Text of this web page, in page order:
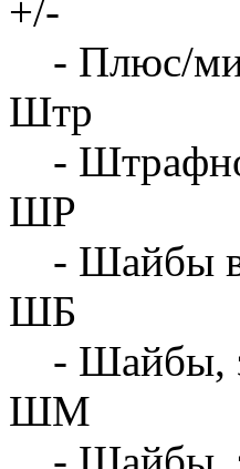
+/-
- Плюс/
Штр
-
ШР
- Шайбы в
ШБ
- Шайбы,
ШМ